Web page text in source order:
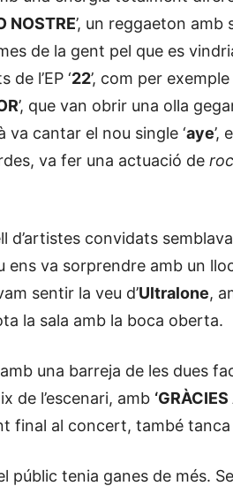
NOSTRE’, un reggaeton amb
de la gent pel que es
l’EP ‘22’, com per exemple
’, que van obrir una olla
va cantar el nou single ‘aye’,
va fer una actuació de
d’artistes convidats
ens va sorprendre amb un
sentir la veu d’Ultralone,
la sala amb la boca oberta.
una barreja de les dues
de l’escenari, amb
final al concert, també tanca
públic tenia ganes de més.